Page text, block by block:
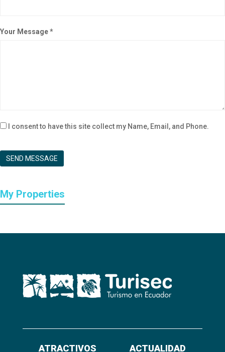
Your Message *
I consent to have this site collect my Name, Email, and Phone.
SEND MESSAGE
My Properties
ATRACTIVOS ACTUALIDAD